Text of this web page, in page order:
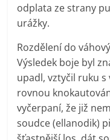
odplata ze strany
urážky.
Rozdělení do
Výsledek boje byl
upadl, vztyčil ruku
rovnou
vyčerpaní, že již
soudce (ellanodik)